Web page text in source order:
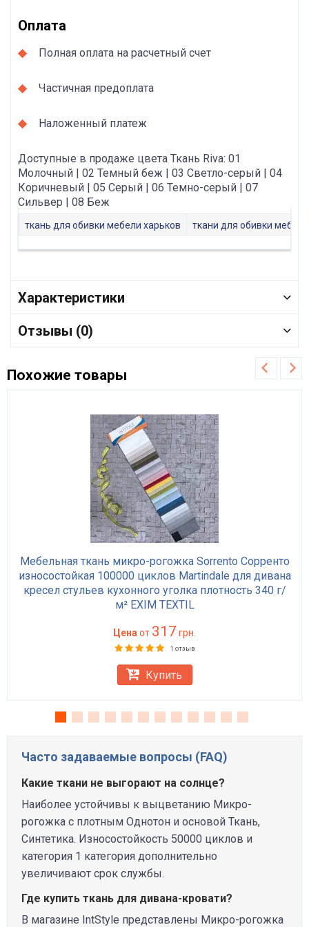
Оплата
Полная оплата на расчетный счет
Частичная предоплата
Наложенный платеж
Доступные в продаже цвета Ткань Riva: 01
Молочный | 02 Темный беж | 03 Светло-серый | 04
Коричневый | 05 Серый | 06 Темно-серый | 07
Сильвер | 08 Беж
ткань для обивки мебели харьков ткани для обивки мебели
Характеристики
Отзывы (0)
Похожие товары
Мебельная ткань микро-рогожка Sorrento Сорренто
износостойкая 100000 циклов Martindale для дивана
кресел стульев кухонного уголка плотность 340 г/
м² EXIM TEXTIL
Цена от 317 грн.
1 отзыв
Купить
Часто задаваемые вопросы (FAQ)
Какие ткани не выгорают на солнце?
Наиболее устойчивы к выцветанию Микро-
рогожка с плотным Однотон и основой Ткань,
Синтетика. Износостойкость 50000 циклов и
категория 1 категория дополнительно
увеличивают срок службы.
Где купить ткань для дивана-кровати?
В магазине IntStyle представлены Микро-рогожка